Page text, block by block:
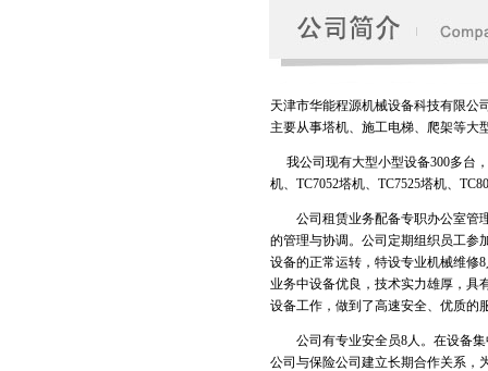
天津市华能程源机械设备科技有限公
主要从事塔机、施工电梯、爬架等大
我公司现有大型小型设备300多台，
机、TC7052塔机、TC7525塔机、
公司租赁业务配备专职办公室管理
的管理与协调。公司定期组织员工参
设备的正常运转，特设专业机械维修
业务中设备优良，技术实力雄厚，具
设备工作，做到了高速安全、优质的
公司有专业安全员8人。在设备集
公司与保险公司建立长期合作关系，